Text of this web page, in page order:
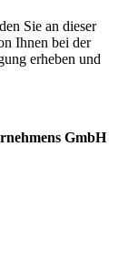
Sie an dieser
Ihnen bei der
erheben und
GmbH